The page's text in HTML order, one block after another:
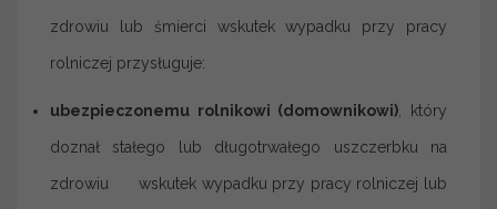
zdrowiu lub śmierci wskutek wypadku przy pracy
rolniczej przysługuje:
ubezpieczonemu rolnikowi (domownikowi) , który
doznał stałego lub długotrwałego uszczerbku na
zdrowiu wskutek wypadku przy pracy rolniczej lub